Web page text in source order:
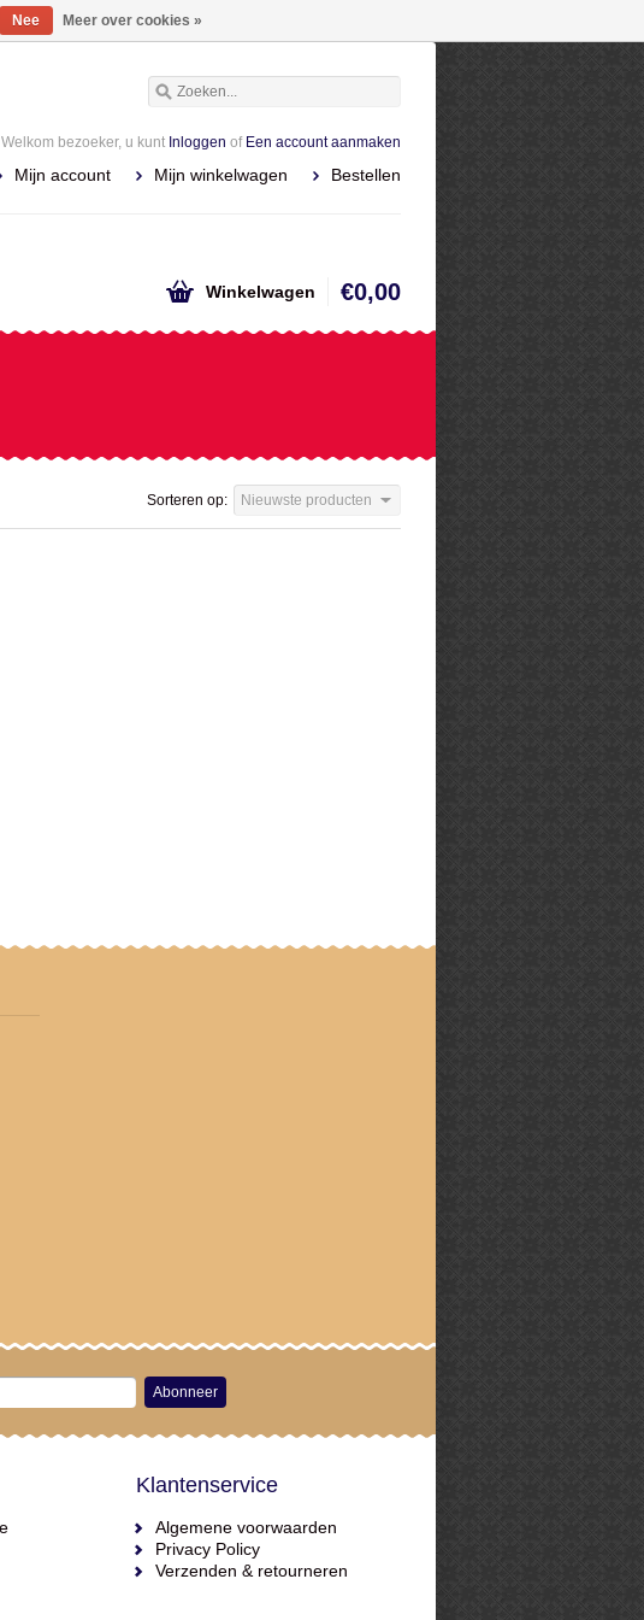
Welkom bezoeker, u kunt Inloggen of Een account aanmaken
Mijn account Mijn winkelwagen Bestellen
Winkelwagen €0,00
Sorteren op: Nieuwste producten
Abonneer
Klantenservice
Algemene voorwaarden
Privacy Policy
Verzenden & retourneren
Nee Meer over cookies »